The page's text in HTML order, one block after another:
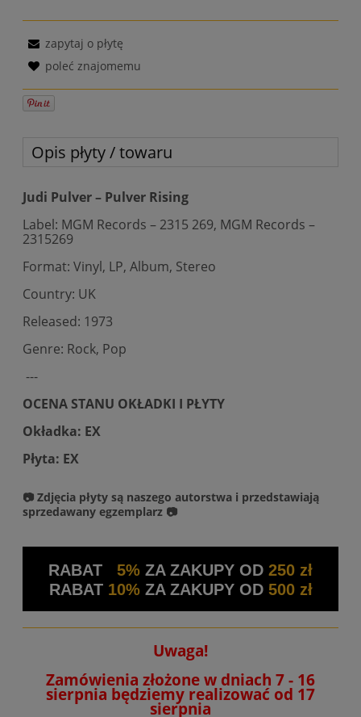
zapytaj o płytę
poleć znajomemu
Opis płyty / towaru
Judi Pulver – Pulver Rising
Label: MGM Records – 2315 269, MGM Records –
2315269
Format: Vinyl, LP, Album, Stereo
Country: UK
Released: 1973
Genre: Rock, Pop
---
OCENA STANU OKŁADKI I PŁYTY
Okładka: EX
Płyta: EX
📷 Zdjęcia płyty są naszego autorstwa i przedstawiają
sprzedawany egzemplarz 📷
RABAT 5% ZA ZAKUPY OD 250 zł
RABAT 10%ZA ZAKUPY OD 500 zł
Uwaga!
Zamówienia złożone w dniach 7 - 16
sierpnia będziemy realizować od 17
sierpnia